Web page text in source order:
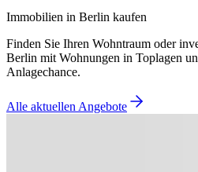
Immobilien in Berlin kaufen
Finden Sie Ihren Wohntraum oder
Berlin mit Wohnungen in Toplagen
Anlagechance.
Alle aktuellen Angebote